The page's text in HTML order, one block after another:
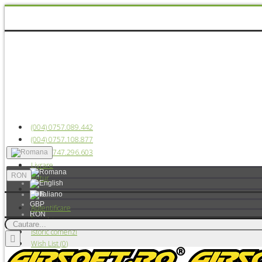
(004) 0757.089.442
(004) 0757.108.877
(004) 0747.296.603
Livrare
Retur
RON
EUR
GBP
RON
USD
Autentificare
Înregistrare
Istoric comenzi
Wish List (0)